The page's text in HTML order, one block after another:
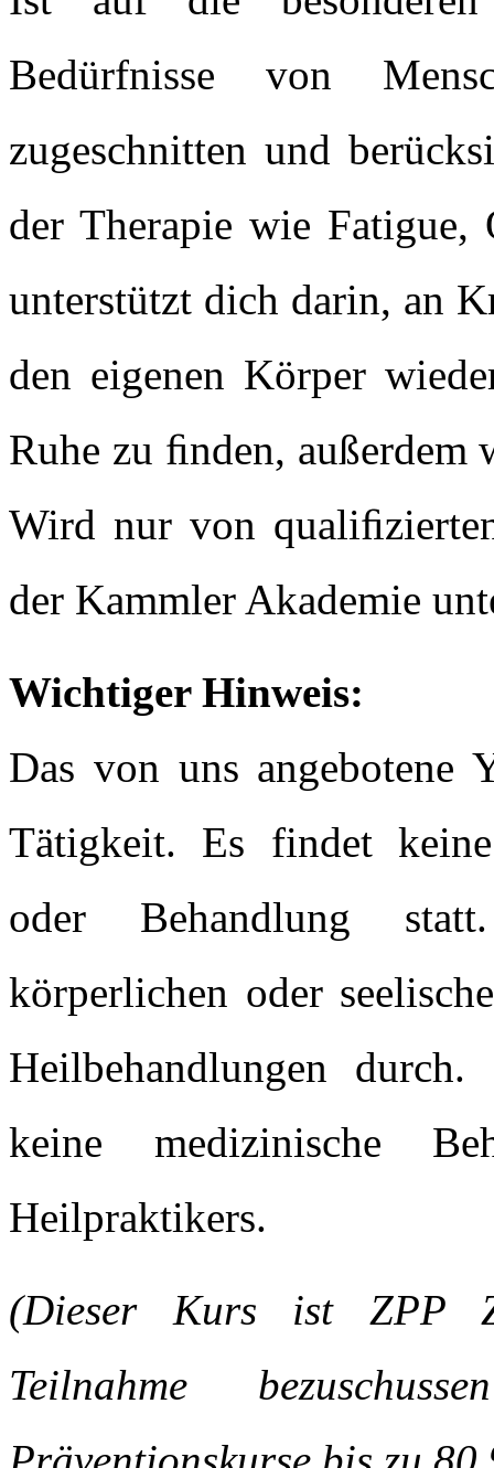
Bedürfnisse von
zugeschnitten und
der Therapie wie Fatigue,
unterstützt dich darin, an
den eigenen Körper
Ruhe zu ﬁnden,
Wird nur von
der Kammler Akademie
Wichtiger Hinweis:
Das von uns angebotene
Tätigkeit. Es findet keine
oder Behandlung
körperlichen oder
Heilbehandlungen
keine medizinische
Heilpraktikers.
(Dieser Kurs ist ZPP
Teilnahme